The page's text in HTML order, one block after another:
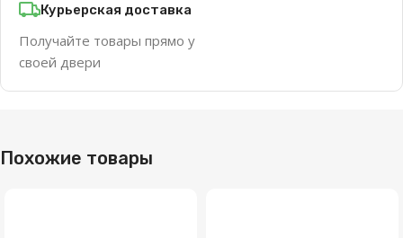
Курьерская доставка
Получайте товары прямо у
своей двери
Похожие товары